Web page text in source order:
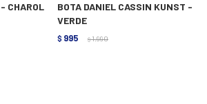
CHAROL
BOTA DANIEL CASSIN KUNST -
VERDE
$ 995 $ 1.990